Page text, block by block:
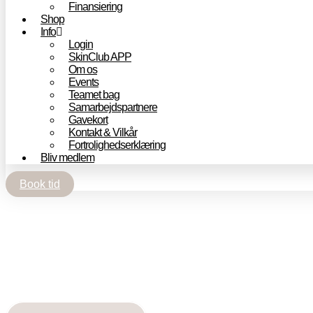
Finansiering
Shop
Info
Login
SkinClub APP
Om os
Events
Teamet bag
Samarbejdspartnere
Gavekort
Kontakt & Vilkår
Fortrolighedserklæring
Bliv medlem
Book tid